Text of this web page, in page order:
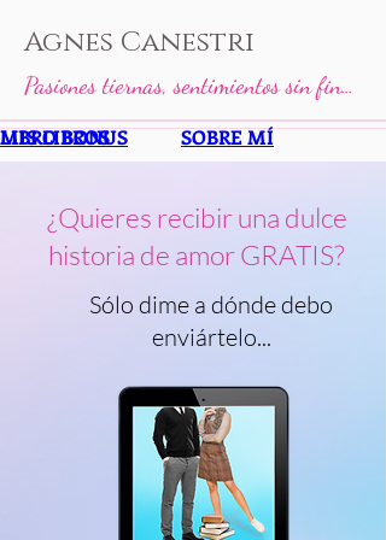
Agnes Canestri
Pasiones tiernas, sentimientos sin fin…
MIS LIBROS
LIBRO BONUS SOBRE MÍ
¿Quieres recibir una dulce
historia de amor GRATIS?
Sólo dime a dónde debo
enviártelo...